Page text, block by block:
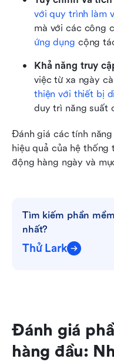
với quy trình làm
ứng dụng cộng
Khả năng truy
việc từ xa ngày
thiện với thiết bị
duy trì năng suất
Đánh giá các tính
hiệu quả của hệ
động hàng ngày và
Tìm kiếm phần
nhất?
Thử Lark
Đánh giá
hàng đầu: